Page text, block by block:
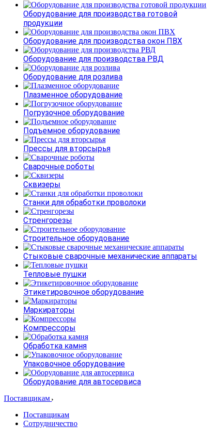
Оборудование для производства готовой
продукции
Оборудование для производства окон ПВХ
Оборудование для производства РВД
Оборудование для розлива
Плазменное оборудование
Погрузочное оборудование
Подъемное оборудование
Прессы для вторсырья
Сварочные роботы
Сквизеры
Станки для обработки проволоки
Стренгорезы
Строительное оборудование
Стыковые сварочные механические аппараты
Тепловые пушки
Этикетировочное оборудование
Маркираторы
Компрессоры
Обработка камня
Упаковочное оборудование
Оборудование для автосервиса
Поставщикам
Поставщикам
Сотрудничество